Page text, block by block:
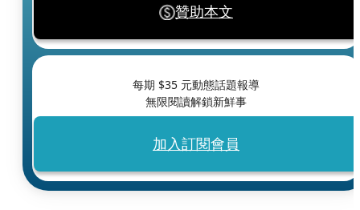
贊助本文
每期 $35 元動態話題報導
無限閱讀解鎖新鮮事
加入訂閱會員